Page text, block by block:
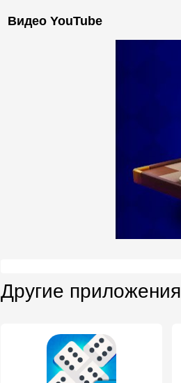
Видео YouTube
Другие приложения